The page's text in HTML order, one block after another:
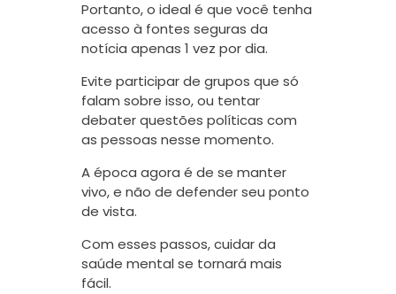
Portanto, o ideal é que você tenha
acesso à fontes seguras da
notícia apenas 1 vez por dia.
Evite participar de grupos que só
falam sobre isso, ou tentar
debater questões políticas com
as pessoas nesse momento.
A época agora é de se manter
vivo, e não de defender seu ponto
de vista.
Com esses passos, cuidar da
saúde mental se tornará mais
fácil.